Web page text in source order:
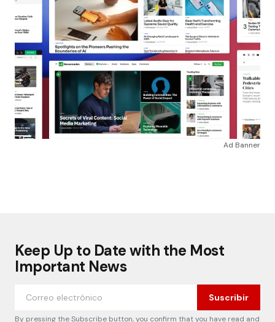
Ad Banner
Keep Up to Date with the Most
Important News
Suscribir
By pressing the Subscribe button, you confirm that you have read and